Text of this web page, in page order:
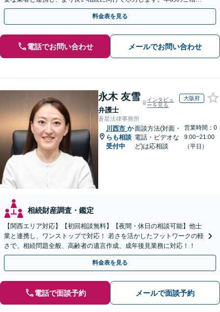
が複雑化を防ぐカギとなります【休日相談可】
料金表を見る
電話でお問い合わせ メールでお問い合わせ
永木 友雪
弁護士
インタビュ
ーを見る
大阪府
蒼星法律事務所
川西市 か
らも相談
受付中
面談方法(対面・
電話・ビデオな
ど)は応相談
営業時間：0
9:00~21:00
（平日）
相続財産調査・鑑定
【関西エリア対応】【初回相談無料】【夜間・休日の相談可能】他士
業と連携し、ワンストップで対応！ 若さを活かしたフットワークの軽
さで、相続問題全般、高齢者の遺言作成、成年後見業務に対応！！
料金表を見る
電話で面談予約 メールで面談予約